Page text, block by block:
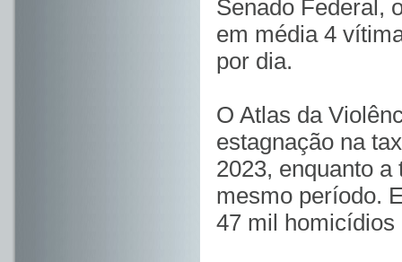
Senado Federal,
em média 4
por dia.
O Atlas da
estagnação na
2023, enquanto
mesmo período.
47 mil homicídios